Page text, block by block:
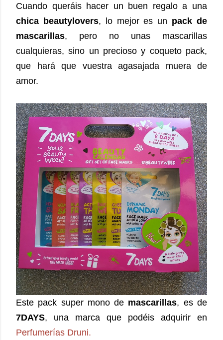
Cuando queráis hacer un buen regalo a una
chica beautylovers, lo mejor es un pack de
mascarillas, pero no unas mascarillas
cualquieras, sino un precioso y coqueto pack,
que hará que vuestra agasajada muera de
amor.
Este pack super mono de mascarillas, es de
7DAYS, una marca que podéis adquirir en
Perfumerías Druni.